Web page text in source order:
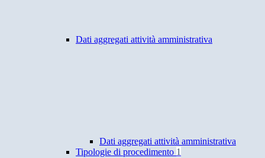
Dati aggregati attività amministrativa
Dati aggregati attività amministrativa
Tipologie di procedimento 1